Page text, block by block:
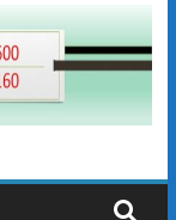
全自動